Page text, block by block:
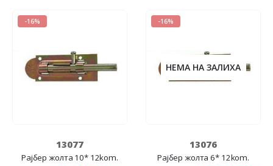
-16%
13077
Рајбер жолта 10* 12kom.
-16%
НЕМА НА ЗАЛИХА
13076
Рајбер жолта 6* 12kom.